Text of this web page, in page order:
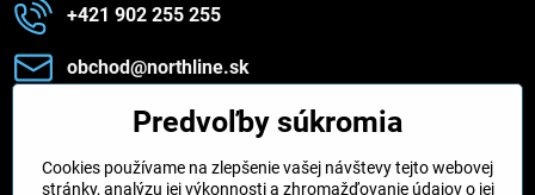
+421 902 255 255
obchod​@northline​.sk
Zavoláme vám späť
Váš telefón *
Predvoľby súkromia
Cookies používame na zlepšenie vašej návštevy tejto webovej
stránky, analýzu jej výkonnosti a zhromažďovanie údajov o jej